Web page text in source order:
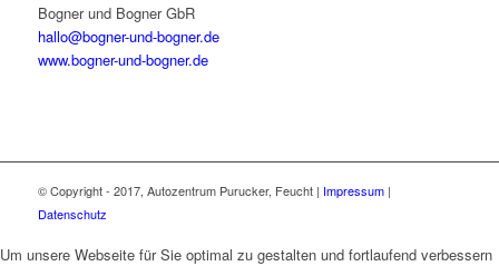
Bogner und Bogner GbR
hallo@bogner-und-bogner.de
www.bogner-und-bogner.de
© Copyright - 2017, Autozentrum Purucker, Feucht | Impressum|
Datenschutz
Um unsere Webseite für Sie optimal zu gestalten und fortlaufend verbessern